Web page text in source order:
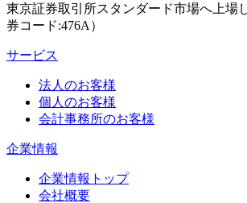
東京証券取引所スタンダード市場へ上場
券コード:476A）
サービス
法人のお客様
個人のお客様
会計事務所のお客様
企業情報
企業情報トップ
会社概要